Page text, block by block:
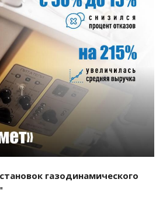
проект
газодинамического